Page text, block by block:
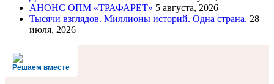
АНОНС ОПМ «ТРАФАРЕТ» 5 августа, 2026
Тысячи взглядов. Миллионы историй. Одна страна. 28
июля, 2026
Решаем вместе